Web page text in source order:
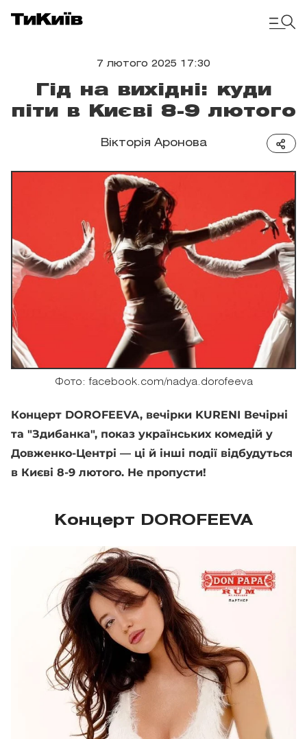
7 лютого 2025 17:30
Гід на вихідні: куди
піти в Києві 8-9 лютого
Вікторія Аронова
Фото: facebook.com/nadya.dorofeeva
Концерт DOROFEEVA, вечірки KURENI Вечірні
та "Здибанка", показ українських комедій у
Довженко-Центрі — ці й інші події відбудуться
в Києві 8-9 лютого. Не пропусти!
Концерт DOROFEEVA